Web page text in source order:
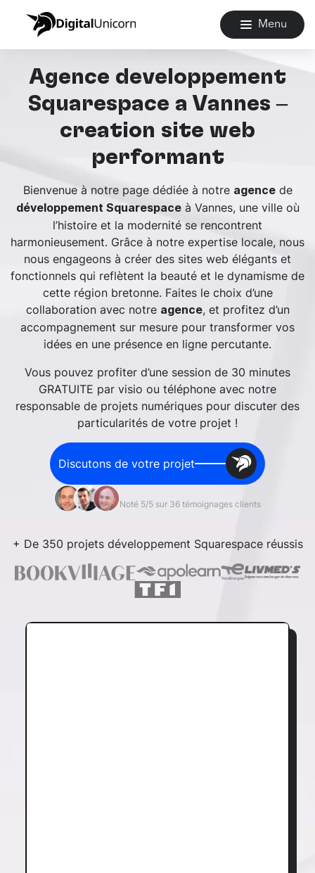
Menu
Agence développement
Squarespace à Vannes –
création site web
performant
Bienvenue à notre page dédiée à notre agencede
développement Squarespaceà Vannes, une ville où
l’histoire et la modernité se rencontrent
harmonieusement. Grâce à notre expertise locale, nous
nous engageons à créer des sites web élégants et
fonctionnels qui reflètent la beauté et le dynamisme de
cette région bretonne. Faites le choix d’une
collaboration avec notre agence, et profitez d’un
accompagnement sur mesure pour transformer vos
idées en une présence en ligne percutante.
Vous pouvez profiter d’une session de 30 minutes
GRATUITE par visio ou téléphone avec notre
responsable de projets numériques pour discuter des
particularités de votre projet !
Discutons de votre projet
Noté 5/5 sur 36 témoignages clients
+ De 350 projets développement Squarespace réussis